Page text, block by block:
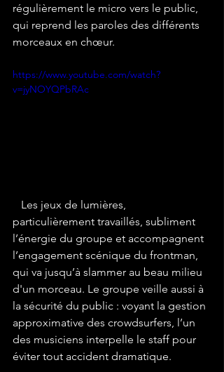
régulièrement le micro vers le public,
qui reprend les paroles des différents
morceaux en chœur.
https://www.youtube.com/watch?
v=jyNOYQPbRAc
Les jeux de lumières,
particulièrement travaillés, subliment
l’énergie du groupe et accompagnent
l’engagement scénique du frontman,
qui va jusqu’à slammer au beau milieu
d'un morceau. Le groupe veille aussi à
la sécurité du public : voyant la gestion
approximative des crowdsurfers, l’un
des musiciens interpelle le staff pour
éviter tout accident dramatique.